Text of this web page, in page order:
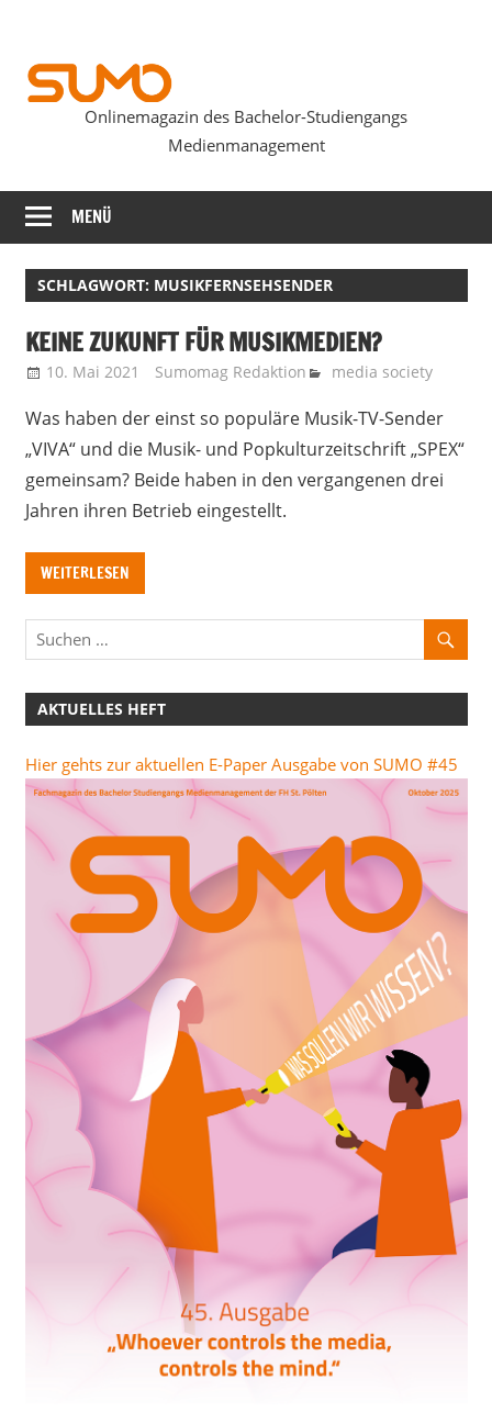
springen
SUMOmag
Onlinemagazin des Bachelor-Studiengangs
Medienmanagement
MENÜ
SCHLAGWORT: MUSIKFERNSEHSENDER
KEINE ZUKUNFT FÜR MUSIKMEDIEN?
10. Mai 2021 Sumomag Redaktion media society
Was haben der einst so populäre Musik-TV-Sender
„VIVA“ und die Musik- und Popkulturzeitschrift „SPEX“
gemeinsam? Beide haben in den vergangenen drei
Jahren ihren Betrieb eingestellt.
WEITERLESEN
AKTUELLES HEFT
Hier gehts zur aktuellen E-Paper Ausgabe von SUMO #45